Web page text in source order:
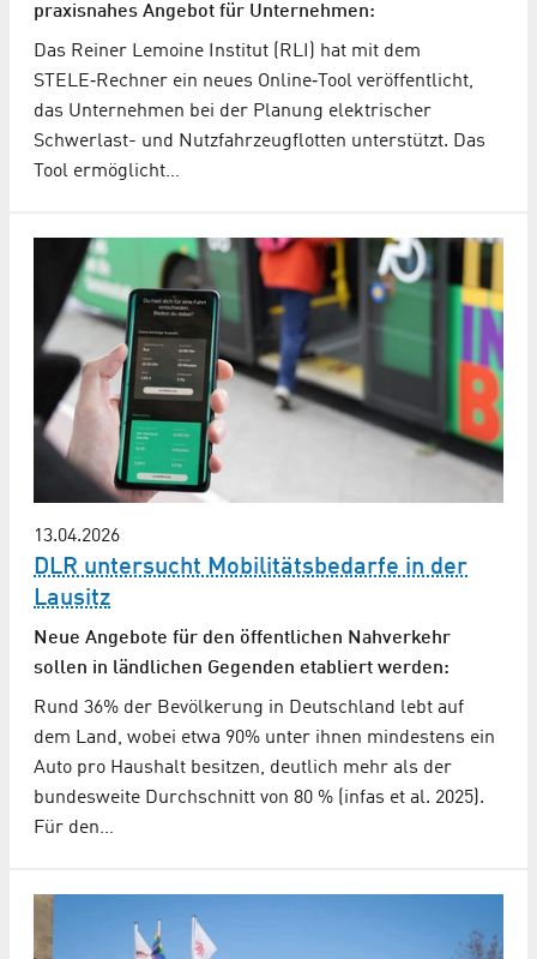
praxisnahes Angebot für Unternehmen:
Das Reiner Lemoine Institut (RLI) hat mit dem
STELE‑Rechner ein neues Online‑Tool veröffentlicht,
das Unternehmen bei der Planung elektrischer
Schwerlast- und Nutzfahrzeugflotten unterstützt. Das
Tool ermöglicht…
13.04.2026
DLR untersucht Mobilitäts­bedarfe in der
Lausitz
Neue Angebote für den öffentlichen Nahverkehr
sollen in ländlichen Gegenden etabliert werden:
Rund 36% der Bevölkerung in Deutschland lebt auf
dem Land, wobei etwa 90% unter ihnen mindestens ein
Auto pro Haushalt besitzen, deutlich mehr als der
bundesweite Durchschnitt von 80 % (infas et al. 2025).
Für den…